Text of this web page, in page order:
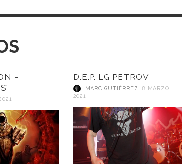
–
D.E.P. LG PETROV
MARC GUTIÉRREZ , 8 MARZO,
2021